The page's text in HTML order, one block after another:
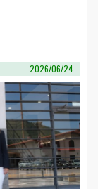
2026/06/24